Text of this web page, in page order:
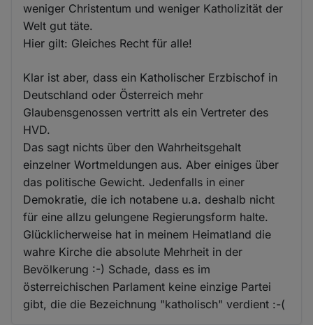
weniger Christentum und weniger Katholizität der
Welt gut täte.
Hier gilt: Gleiches Recht für alle!
Klar ist aber, dass ein Katholischer Erzbischof in
Deutschland oder Österreich mehr
Glaubensgenossen vertritt als ein Vertreter des
HVD.
Das sagt nichts über den Wahrheitsgehalt
einzelner Wortmeldungen aus. Aber einiges über
das politische Gewicht. Jedenfalls in einer
Demokratie, die ich notabene u.a. deshalb nicht
für eine allzu gelungene Regierungsform halte.
Glücklicherweise hat in meinem Heimatland die
wahre Kirche die absolute Mehrheit in der
Bevölkerung :-) Schade, dass es im
österreichischen Parlament keine einzige Partei
gibt, die die Bezeichnung "katholisch" verdient :-(